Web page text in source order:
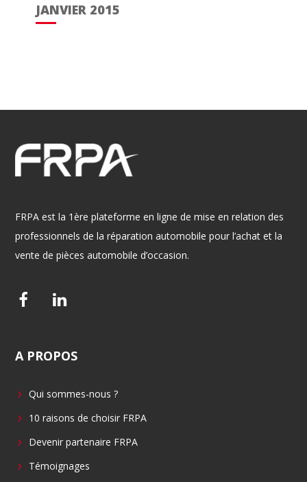
JANVIER 2015
FRPA est la 1ère plateforme en ligne de mise en relation des
professionnels de la réparation automobile pour l’achat et la
vente de pièces automobile d’occasion.
F
e
o
o
L
k
d
i
A PROPOS
Qui sommes-nous ?
10 raisons de choisir FRPA
Devenir partenaire FRPA
Témoignages